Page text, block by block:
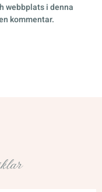
webbplats i denna
kommentar.